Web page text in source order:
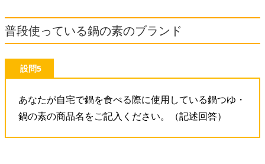
普段使っている鍋の素のブランド
設問5
あなたが自宅で鍋を食べる際に使用している鍋つゆ・
鍋の素の商品名をご記入ください。（記述回答）